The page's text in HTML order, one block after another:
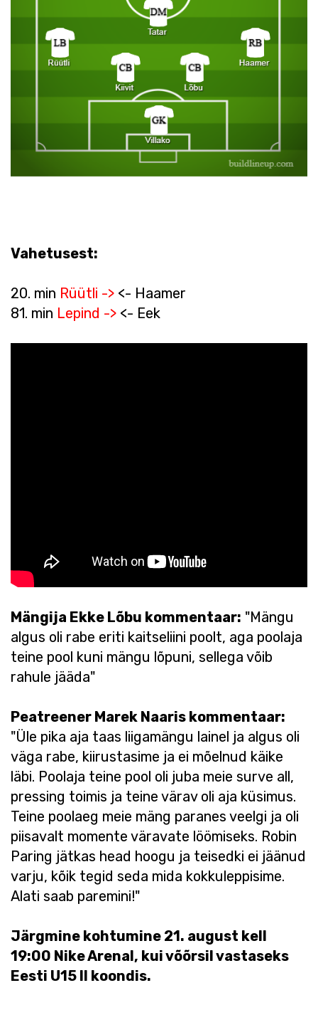
Vahetusest:
20. min Rüütli -> <- Haamer
81. min Lepind -> <- Eek
Mängija Ekke Lõbu kommentaar: "Mängu
algus oli rabe eriti kaitseliini poolt, aga poolaja
teine pool kuni mängu lõpuni, sellega võib
rahule jääda"
Peatreener Marek Naaris kommentaar:
"Üle pika aja taas liigamängu lainel ja algus oli
väga rabe, kiirustasime ja ei mõelnud käike
läbi. Poolaja teine pool oli juba meie surve all,
pressing toimis ja teine värav oli aja küsimus.
Teine poolaeg meie mäng paranes veelgi ja oli
piisavalt momente väravate löömiseks. Robin
Paring jätkas head hoogu ja teisedki ei jäänud
varju, kõik tegid seda mida kokkuleppisime.
Alati saab paremini!"
Järgmine kohtumine 21. august kell
19:00 Nike Arenal, kui võõrsil vastaseks
Eesti U15 II koondis.